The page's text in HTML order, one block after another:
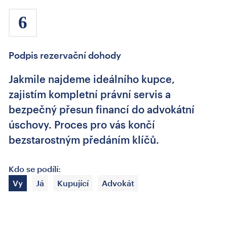
6
Podpis rezervační dohody
Jakmile najdeme ideálního kupce,
zajistím kompletní právní servis a
bezpečný přesun financí do advokátní
úschovy. Proces pro vás končí
bezstarostným předáním klíčů.
Kdo se podílí:
Vy
Já Kupující Advokát